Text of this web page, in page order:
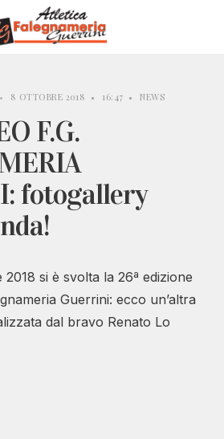
• 8 OTTOBRE 2018 • 16:47 • NEWS
F.G.
fotogallery
si è svolta la 26ª edizione
Guerrini: ecco un’altra
dal bravo Renato Lo